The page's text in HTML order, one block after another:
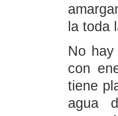
la toda
No
con
tiene
agua